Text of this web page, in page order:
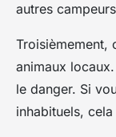
autres
Troisièmement,
animaux
le danger. Si
inhabituels,